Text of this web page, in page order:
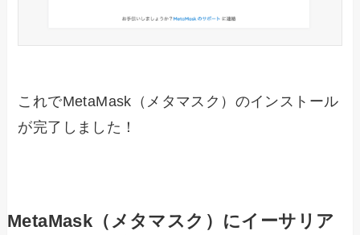
これでMetaMask（メタマスク）のインストール
が完了しました！
MetaMask（メタマスク）にイーサリア